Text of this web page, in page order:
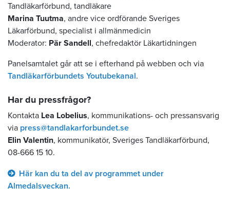
Tandläkarförbund, tandläkare
Marina Tuutma, andre vice ordförande Sveriges
Läkarförbund, specialist i allmänmedicin
Moderator: Pär Sandell, chefredaktör Läkartidningen
Panelsamtalet går att se i efterhand på webben och via
Tandläkarförbundets Youtubekanal.
Har du pressfrågor?
Kontakta Lea Lobelius, kommunikations- och pressansvarig
via press@tandlakarforbundet.se
Elin Valentin, kommunikatör, Sveriges Tandläkarförbund,
08-666 15 10.
Här kan du ta del av programmet under
Almedalsveckan.